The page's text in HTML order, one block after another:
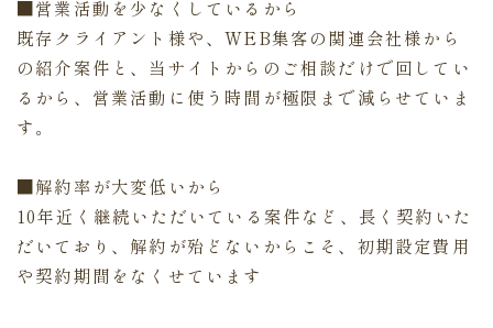
■営業活動を少なくしているから
既存クライアント様や、WEB集客の関連会社様から
の紹介案件と、当サイトからのご相談だけで回してい
るから、営業活動に使う時間が極限まで減らせていま
す。
■解約率が大変低いから
10年近く継続いただいている案件など、長く契約いた
だいており、解約が殆どないからこそ、初期設定費用
や契約期間をなくせています